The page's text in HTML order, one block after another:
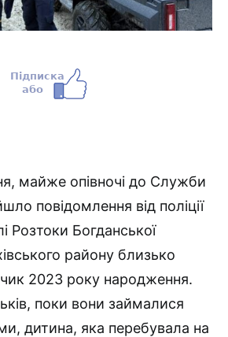
майже опівночі до Служби
повідомлення від поліції
Розтоки Богданської
району близько
2023 року народження.
поки вони займалися
дитина, яка перебувала на